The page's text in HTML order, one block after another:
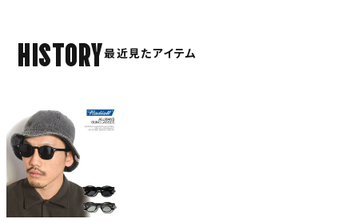
HISTORY最近見たアイテム